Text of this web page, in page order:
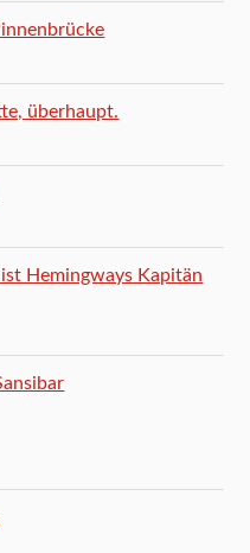
überhaupt.
Hemingways Kapitän